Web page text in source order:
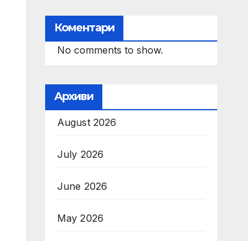
Коментари
No comments to show.
Архиви
August 2026
July 2026
June 2026
May 2026